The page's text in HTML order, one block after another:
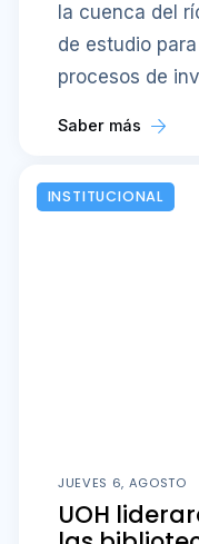
la cuenca del
de estudio
procesos de
Saber más
INSTITUCIONAL
JUEVES 6, AGOSTO
UOH